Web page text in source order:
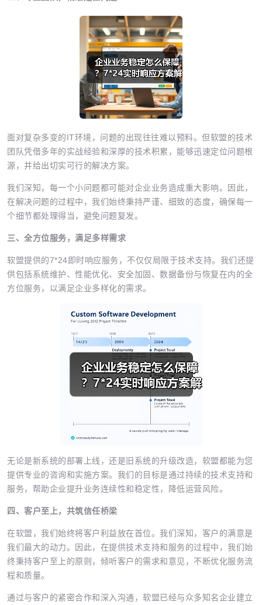
面对复杂多变的IT环境，问题的出现往往难以预料。但软盟的技术
团队凭借多年的实战经验和深厚的技术积累，能够迅速定位问题根
源，并给出切实可行的解决方案。
我们深知，每一个小问题都可能对企业业务造成重大影响。因此，
在解决问题的过程中，我们始终秉持严谨、细致的态度，确保每一
个细节都处理得当，避免问题复发。
三、全方位服务，满足多样需求
软盟提供的7*24即时响应服务，不仅仅局限于技术支持。我们还提
供包括系统维护、性能优化、安全加固、数据备份与恢复在内的全
方位服务，以满足企业多样化的需求。
无论是新系统的部署上线，还是旧系统的升级改造，软盟都能为您
提供专业的咨询和实施方案。我们的目标是通过持续的技术支持和
服务，帮助企业提升业务连续性和稳定性，降低运营风险。
四、客户至上，共筑信任桥梁
在软盟，我们始终将客户利益放在首位。我们深知，客户的满意是
我们最大的动力。因此，在提供技术支持和服务的过程中，我们始
终秉持客户至上的原则，倾听客户的需求和意见，不断优化服务流
程和质量。
通过与客户的紧密合作和深入沟通，软盟已经与众多知名企业建立